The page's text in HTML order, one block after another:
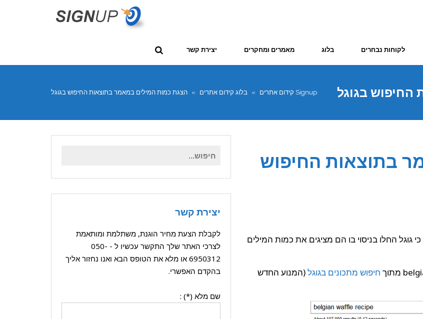
לקוחות נבחרים בלוג מאמרים ומחקרים יצירת קשר
החיפוש בגוגל Signup קידום אתרים » בלוג קידום אתרים » הצגת כמות המילים במאמר בתוצאות החיפוש בגוגל
בתוצאות החיפוש
כי גוגל החלו בניסוי בו הם מציגים את כמות המילים
חיפוש מתכונים בגוגל(המנוע החדש
יצירת קשר
לקבלת הצעת מחיר הוגנת, משתלמת ומותאמת
לצרכי האתר שלך התקשר עכשיו ל - 050-
6950312 או מלא את הטופס הבא ואנו נחזור אליך
בהקדם האפשרי.
שם מלא (*) :